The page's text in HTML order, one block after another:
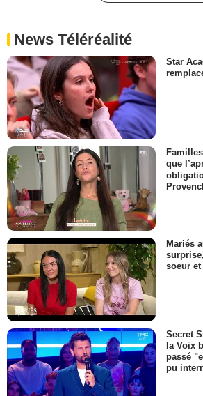
News Téléréalité
Star
que
Mariés
soeur
Secret
la Voix
passé
pu